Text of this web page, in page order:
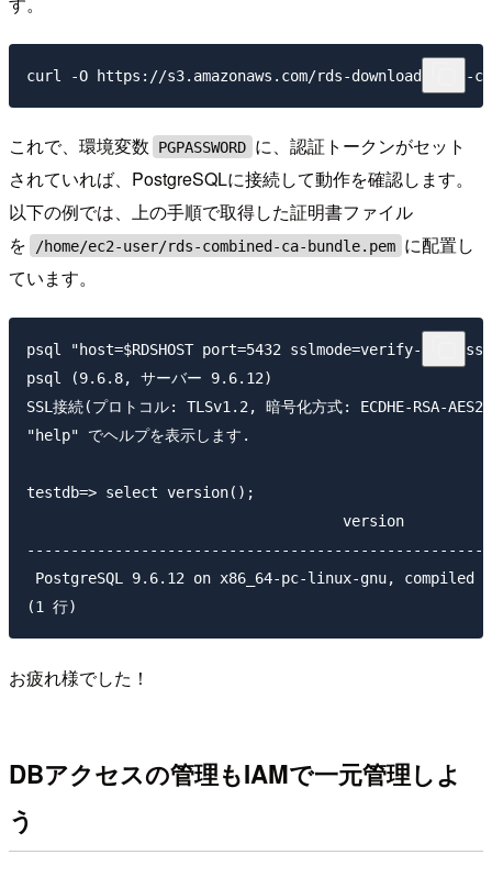
これで、環境変数 PGPASSWORD に、認証トークンがセット
されていれば、PostgreSQLに接続して動作を確認します。
以下の例では、上の手順で取得した証明書ファイル
を
/home/ec2-user/rds-combined-ca-bundle.pem に配置し
ています。
psql "host=$RDSHOST port=5432 sslmode=verify-full
psql (9.6.8, サーバー 9.6.12)
SSL接続(プロトコル: TLSv1.2, 暗号化方式: ECDHE-RSA-
"help" でヘルプを表示します.
testdb=> select version();
                                    version
PostgreSQL 9.6.12 on x86_64-pc-linux-gnu,
お疲れ様でした！
DBアクセスの管理もIAMで一元管理しよ
う